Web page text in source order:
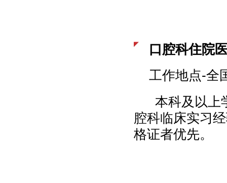
口腔科住院
工作地点-全
本科及以上
腔科临床实习
格证者优先。